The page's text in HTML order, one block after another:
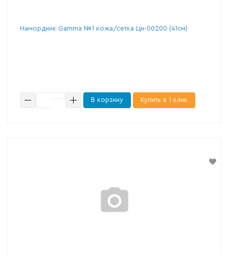
Намордник Gamma №1 кожа/сетка Цн-00200 (41см)
В корзину Купить в 1 клик